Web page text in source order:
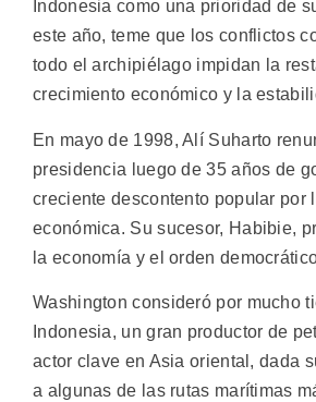
Indonesia como una prioridad de
este año, teme que los conflictos
todo el archipiélago impidan la
crecimiento económico y la
En mayo de 1998, Alí Suharto
presidencia luego de 35 años de
creciente descontento popular por
económica. Su sucesor, Habibie,
la economía y el orden
Washington consideró por mucho
Indonesia, un gran productor de
actor clave en Asia oriental, dada
a algunas de las rutas marítimas